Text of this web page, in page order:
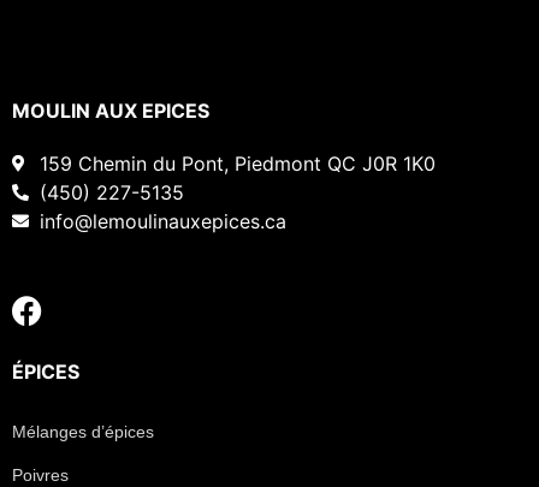
MOULIN AUX EPICES
159 Chemin du Pont, Piedmont QC J0R 1K0
(450) 227-5135
info@lemoulinauxepices.ca
ÉPICES
Mélanges d’épices
Poivres